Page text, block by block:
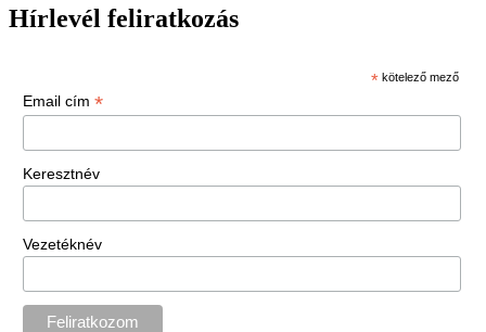
Hírlevél feliratkozás
* kötelező mező
Email cím *
Keresztnév
Vezetéknév